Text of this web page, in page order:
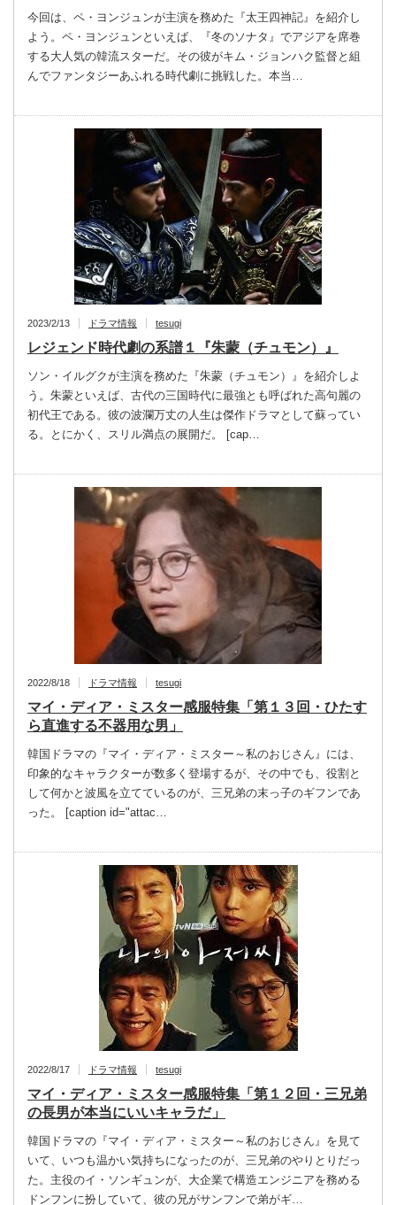
今回は、ペ・ヨンジュンが主演を務めた『太王四神記』を紹介し
よう。ペ・ヨンジュンといえば、『冬のソナタ』でアジアを席巻
する大人気の韓流スターだ。その彼がキム・ジョンハク監督と組
んでファンタジーあふれる時代劇に挑戦した。本当…
2023/2/13 ドラマ情報 tesugi
レジェンド時代劇の系譜１『朱蒙（チュモン）』
ソン・イルグクが主演を務めた『朱蒙（チュモン）』を紹介しよ
う。朱蒙といえば、古代の三国時代に最強とも呼ばれた高句麗の
初代王である。彼の波瀾万丈の人生は傑作ドラマとして蘇ってい
る。とにかく、スリル満点の展開だ。 [cap…
2022/8/18 ドラマ情報 tesugi
マイ・ディア・ミスター感服特集「第１３回・ひたす
ら直進する不器用な男」
韓国ドラマの『マイ・ディア・ミスター～私のおじさん』には、
印象的なキャラクターが数多く登場するが、その中でも、役割と
して何かと波風を立てているのが、三兄弟の末っ子のギフンであ
った。 [caption id="attac…
2022/8/17 ドラマ情報 tesugi
マイ・ディア・ミスター感服特集「第１２回・三兄弟
の長男が本当にいいキャラだ」
韓国ドラマの『マイ・ディア・ミスター～私のおじさん』を見て
いて、いつも温かい気持ちになったのが、三兄弟のやりとりだっ
た。主役のイ・ソンギュンが、大企業で構造エンジニアを務める
ドンフンに扮していて、彼の兄がサンフンで弟がギ…